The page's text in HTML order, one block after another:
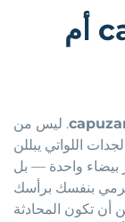
أم
. ليس من
اللواتي يبللن
واحدة — بل
بنفسك برأسك
أن تكون المحادثة